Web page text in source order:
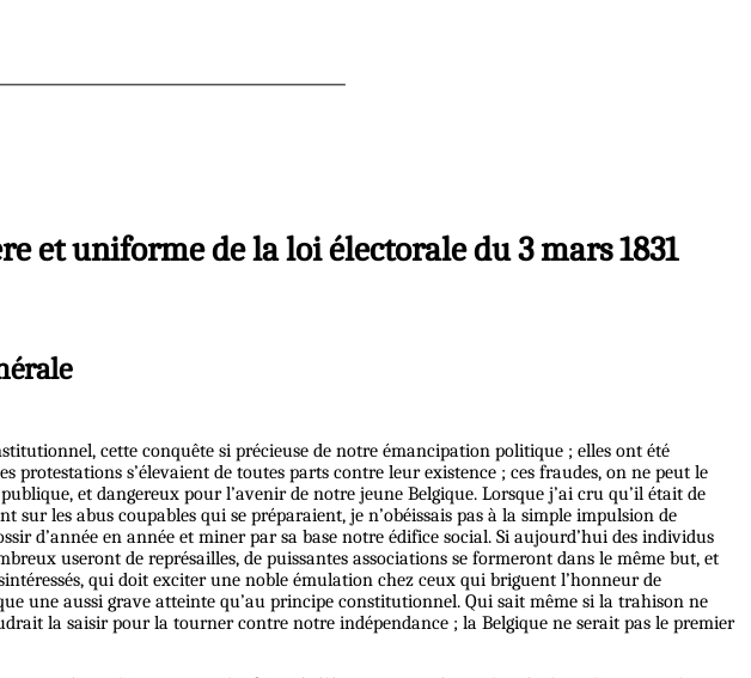
et uniforme de la loi électorale du 3 mars 1831
cette conquête si précieuse de notre émancipation politique ; elles ont été
protestations s’élevaient de toutes parts contre leur existence ; ces fraudes, on ne peut le
et dangereux pour l’avenir de notre jeune Belgique. Lorsque j’ai cru qu’il était de
les abus coupables qui se préparaient, je n’obéissais pas à la simple impulsion de
d’année en année et miner par sa base notre édifice social. Si aujourd’hui des individus
useront de représailles, de puissantes associations se formeront dans le même but, et
qui doit exciter une noble émulation chez ceux qui briguent l’honneur de
une aussi grave atteinte qu’au principe constitutionnel. Qui sait même si la trahison ne
la saisir pour la tourner contre notre indépendance ; la Belgique ne serait pas le premier